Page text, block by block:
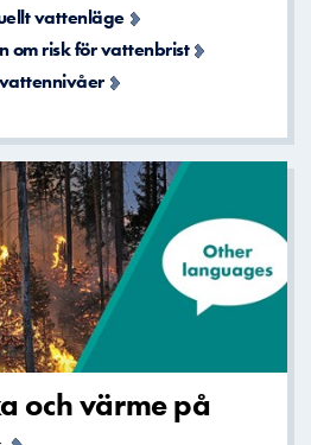
vattenläge
om risk för vattenbrist
och värme på